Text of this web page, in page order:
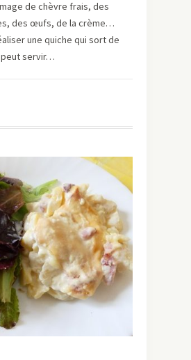
de chèvre frais, des
des œufs, de la crème…
une quiche qui sort de
peut servir…